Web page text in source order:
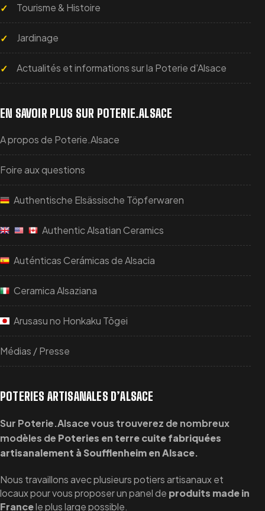
Tourisme & Histoire
Jardinage
Actualités et informations sur la Poterie d’Alsace
EN SAVOIR PLUS SUR POTERIE.ALSACE
A propos de Poterie.Alsace
Foire aux questions
Authentische Elsässische Töpferwaren
Authentic Alsatian Ceramics
Auténticas Cerámicas de Alsacia
Ceramica Alsaziana
Arusasu no Honkaku Tōgei
Médias / Presse
POTERIES ARTISANALES D’ALSACE
Sur Poterie.Alsace vous trouverez de nombreux
modèles de Poteries en terre cuite fabriquées
artisanalement à Soufflenheim en Alsace.
Nous travaillons avec plusieurs potiers artisanaux et
locaux pour vous proposer un panel de produits made in
Francele plus large possible.